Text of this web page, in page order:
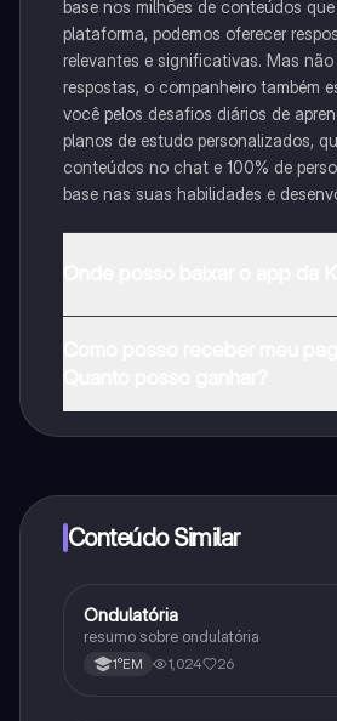
base nos milhões de conteúdos
plataforma, podemos oferecer
relevantes e significativas. Mas
respostas, o companheiro também
você pelos desafios diários de
planos de estudo personalizados,
conteúdos no chat e 100% de
base nas suas habilidades e
Conteúdo Similar
Física
Ondulatória
resumo sobre ondulatória
1°EM 1,024 26